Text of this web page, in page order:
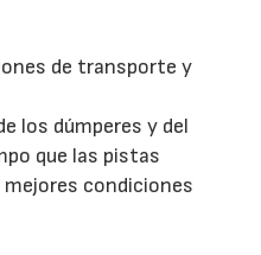
de transporte y
los dúmperes y del
que las pistas
condiciones